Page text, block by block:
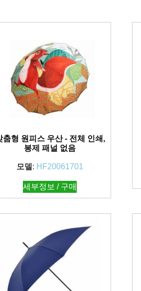
춤형 원피스 우산 - 전체 인쇄,
봉제 패널 없음
모델 : HF20061701
세부정보 / 구매